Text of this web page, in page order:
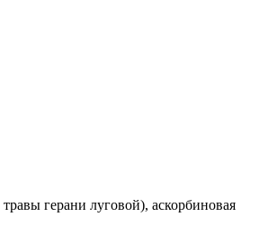
герани луговой), аскорбиновая